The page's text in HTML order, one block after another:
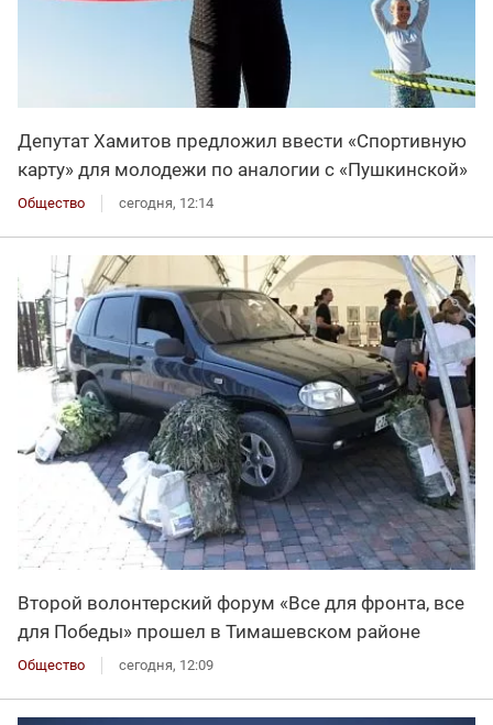
Депутат Хамитов предложил ввести «Спортивную
карту» для молодежи по аналогии с «Пушкинской»
Общество сегодня, 12:14
Второй волонтерский форум «Все для фронта, все
для Победы» прошел в Тимашевском районе
Общество сегодня, 12:09